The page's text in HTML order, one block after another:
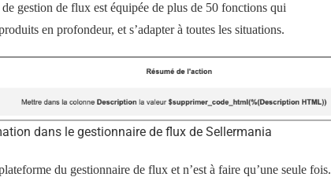
gestion de flux est équipée de plus de 50 fonctions qui
en profondeur, et s’adapter à toutes les situations.
dans le gestionnaire de flux de Sellermania
du gestionnaire de flux et n’est à faire qu’une seule fois.